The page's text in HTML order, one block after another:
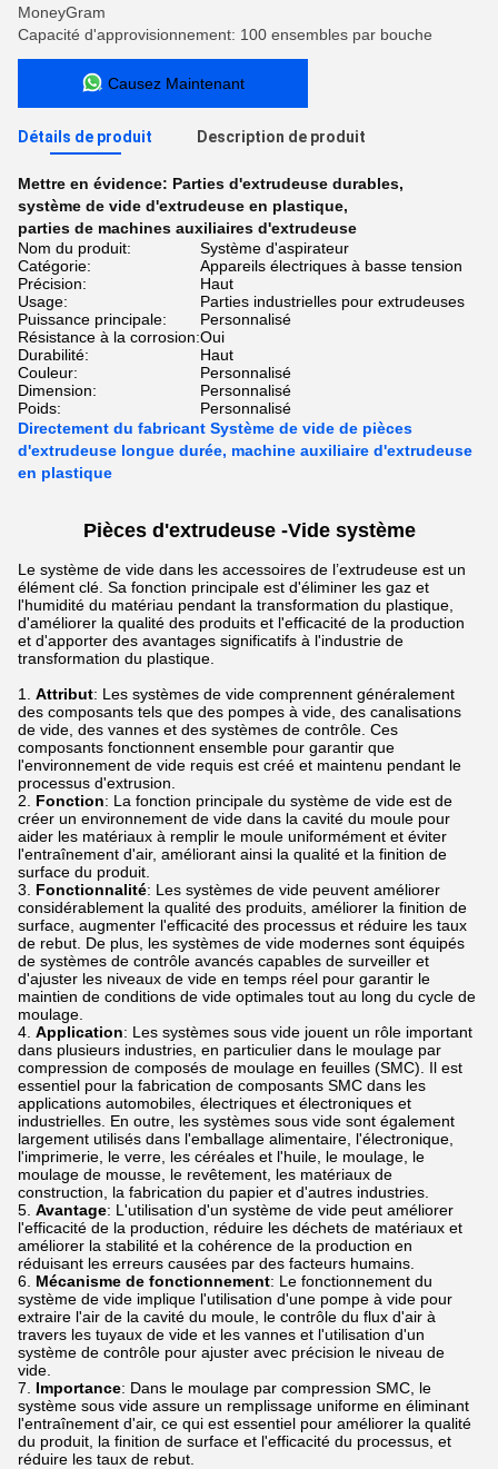
MoneyGram
Capacité d'approvisionnement: 100 ensembles par bouche
Causez Maintenant
Détails de produit Description de produit
Mettre en évidence: Parties d'extrudeuse durables,
système de vide d'extrudeuse en plastique,
parties de machines auxiliaires d'extrudeuse
Nom du produit:
Système d'aspirateur
Catégorie:
Appareils électriques à basse tension
Précision:
Haut
Usage:
Parties industrielles pour extrudeuses
Puissance principale:
Personnalisé
Résistance à la corrosion:Oui
Durabilité:
Haut
Couleur:
Personnalisé
Dimension:
Personnalisé
Poids:
Personnalisé
Directement du fabricant Système de vide de pièces
d'extrudeuse longue durée, machine auxiliaire d'extrudeuse
en plastique
Pièces d'extrudeuse -Vide système
Le système de vide dans les accessoires de l’extrudeuse est un
élément clé. Sa fonction principale est d'éliminer les gaz et
l'humidité du matériau pendant la transformation du plastique,
d'améliorer la qualité des produits et l'efficacité de la production
et d'apporter des avantages significatifs à l'industrie de
transformation du plastique.
Attribut: Les systèmes de vide comprennent généralement
des composants tels que des pompes à vide, des canalisations
de vide, des vannes et des systèmes de contrôle. Ces
composants fonctionnent ensemble pour garantir que
l'environnement de vide requis est créé et maintenu pendant le
processus d'extrusion.
Fonction: La fonction principale du système de vide est de
créer un environnement de vide dans la cavité du moule pour
aider les matériaux à remplir le moule uniformément et éviter
l'entraînement d'air, améliorant ainsi la qualité et la finition de
surface du produit.
Fonctionnalité: Les systèmes de vide peuvent améliorer
considérablement la qualité des produits, améliorer la finition de
surface, augmenter l'efficacité des processus et réduire les taux
de rebut. De plus, les systèmes de vide modernes sont équipés
de systèmes de contrôle avancés capables de surveiller et
d'ajuster les niveaux de vide en temps réel pour garantir le
maintien de conditions de vide optimales tout au long du cycle de
moulage.
Application: Les systèmes sous vide jouent un rôle important
dans plusieurs industries, en particulier dans le moulage par
compression de composés de moulage en feuilles (SMC). Il est
essentiel pour la fabrication de composants SMC dans les
applications automobiles, électriques et électroniques et
industrielles. En outre, les systèmes sous vide sont également
largement utilisés dans l'emballage alimentaire, l'électronique,
l'imprimerie, le verre, les céréales et l'huile, le moulage, le
moulage de mousse, le revêtement, les matériaux de
construction, la fabrication du papier et d'autres industries.
Avantage: L'utilisation d'un système de vide peut améliorer
l'efficacité de la production, réduire les déchets de matériaux et
améliorer la stabilité et la cohérence de la production en
réduisant les erreurs causées par des facteurs humains.
Mécanisme de fonctionnement: Le fonctionnement du
système de vide implique l'utilisation d'une pompe à vide pour
extraire l'air de la cavité du moule, le contrôle du flux d'air à
travers les tuyaux de vide et les vannes et l'utilisation d'un
système de contrôle pour ajuster avec précision le niveau de
vide.
Importance: Dans le moulage par compression SMC, le
système sous vide assure un remplissage uniforme en éliminant
l'entraînement d'air, ce qui est essentiel pour améliorer la qualité
du produit, la finition de surface et l'efficacité du processus, et
réduire les taux de rebut.